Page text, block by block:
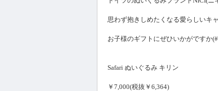
思わず抱きしめたくなる愛らしいキ
お子様のギフトにぜひいかがですか
Safari ぬいぐるみ キリン
￥7,000(税抜￥6,364)